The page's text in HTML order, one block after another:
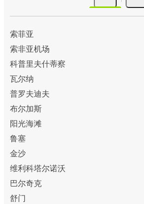
索菲亚
索非亚机场
科普里夫什蒂察
瓦尔纳
普罗夫迪夫
布尔加斯
阳光海滩
鲁塞
金沙
维利科塔尔诺沃
巴尔奇克
舒门